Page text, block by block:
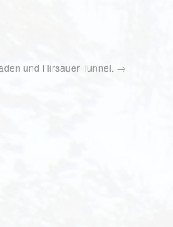
und Hirsauer Tunnel. →